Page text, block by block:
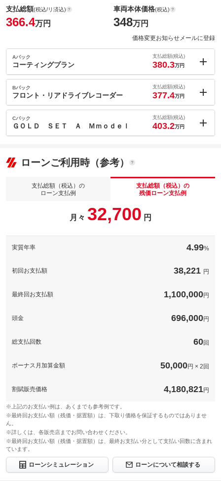
支払総額(税込/リ済込)
366.4万円
車両本体価格(税込)
348万円
価格変更お知らせメールに登録
Aパック
コーティングプラン
支払総額(税込)
380.3万円
内：オプシ
ョン価格
(税込)
車両本体価
348万円
パック内容
や、酸性雨を寄せ付けず、ボディの輝きを長期にわたって持続さ
せます。
Bパック
フロント・リアドライブレコーダー
支払総額(税込)
377.4万円
内：オプシ
ョン価格
(税込)
車両本体価
備えるＢＭＷドライブレコーダー。純正ならではの先進機能を搭
載し、運転中はもちろん駐車時まで愛車と周囲の状況を「監視」
このパックの見積もり依頼（無料）
Cパック
ＧＯＬＤ ＳＥＴ Ａ Ｍｍｏｄｅｌ
支払総額(税込)
403.2万円
車両本体価
348
このパックの見積もり依頼（無料）
ローンご利用時（参考）
支払総額（税込）の
ローン支払例
支払総額（税込）の
残価ローン支払例
月々 32,700 円
実質年率 4.99%
初回お支払額 38,221 円
最終回お支払額 1,100,000円
頭金 696,000円
総支払回数 60回
ボーナス月加算金額 50,000円 × 2回
割賦販売価格 4,180,821円
※上記のお支払い例は、あくまでも参考例です。
※最終回お支払い額（残価・据置額）は、下取り価格を保証するものではありませ
ん。
※詳しくは、各販売店までお問い合わせください。
※最終回お支払い額（残価・据置額）は、最終お支払い分として支払い回数に含まれ
ています。
ローンシミュレーション ローンについて相談する